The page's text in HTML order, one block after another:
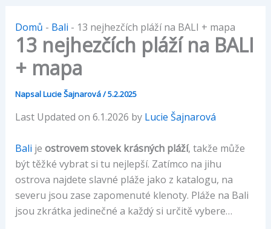
Domů - Bali - 13 nejhezčích pláží na BALI + mapa
13 nejhezčích pláží na BALI
+ mapa
NapsalLucie Šajnarová/5.2.2025
Last Updated on 6.1.2026 by Lucie Šajnarová
Bali je ostrovem stovek krásných pláží, takže může
být těžké vybrat si tu nejlepší. Zatímco na jihu
ostrova najdete slavné pláže jako z katalogu, na
severu jsou zase zapomenuté klenoty. Pláže na Bali
jsou zkrátka jedinečné a každý si určitě vybere…